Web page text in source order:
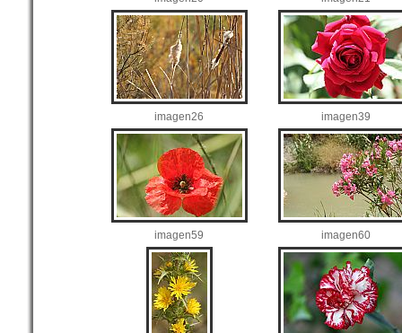
imagen26 imagen39
imagen59 imagen60